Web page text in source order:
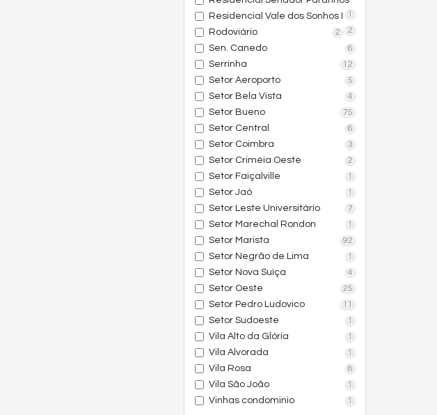
1
Residencial Vale dos Sonhos I
2
Rodoviário 2
Sen. Canedo 6
Serrinha 12
Setor Aeroporto 5
Setor Bela Vista 4
Setor Bueno 75
Setor Central 6
Setor Coimbra 3
Setor Criméia Oeste 2
Setor Faiçalville 1
Setor Jaó 1
Setor Leste Universitário 7
Setor Marechal Rondon 1
Setor Marista 92
Setor Negrão de Lima 1
Setor Nova Suíça 4
Setor Oeste 25
Setor Pedro Ludovico 11
Setor Sudoeste 1
Vila Alto da Glória 1
Vila Alvorada 1
Vila Rosa 8
Vila São João 1
Vinhas condominio 1